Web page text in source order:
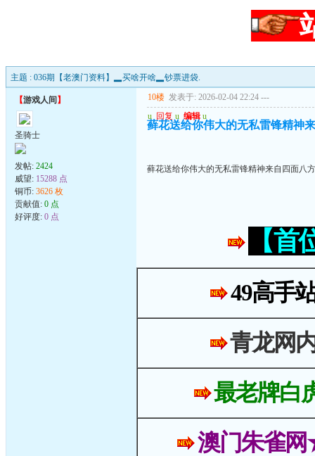
主题 : 036期【老澳门资料】▂买啥开啥▂钞票进袋.
【游戏人间 】
圣骑士
发帖: 2424
威望: 15288 点
铜币: 3626 枚
贡献值: 0 点
好评度: 0 点
10楼 发表于: 2026-02-04 22:24 ---
u 回复 u 编辑 u
藓花送给你伟大的无私雷锋精神
藓花送给你伟大的无私雷锋精神来自四面八
【
49高手
青龙网
最老牌白
澳门朱雀